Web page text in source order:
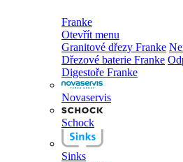
Franke
Otevřít menu
Granitové dřezy Franke
Dřezové baterie Franke
Digestoře Franke
Novaservis
Schock
Sinks